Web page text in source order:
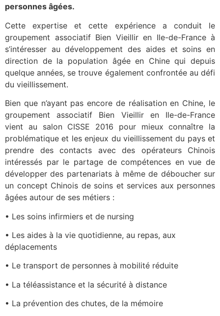
personnes âgées.
Cette expertise et cette expérience a conduit le
groupement associatif Bien Vieillir en Ile-de-France à
s’intéresser au développement des aides et soins en
direction de la population âgée en Chine qui depuis
quelque années, se trouve également confrontée au défi
du vieillissement.
Bien que n’ayant pas encore de réalisation en Chine, le
groupement associatif Bien Vieillir en Ile-de-France
vient au salon CISSE 2016 pour mieux connaître la
problématique et les enjeux du vieillissement du pays et
prendre des contacts avec des opérateurs Chinois
intéressés par le partage de compétences en vue de
développer des partenariats à même de déboucher sur
un concept Chinois de soins et services aux personnes
âgées autour de ses métiers :
• Les soins infirmiers et de nursing
• Les aides à la vie quotidienne, au repas, aux
déplacements
• Le transport de personnes à mobilité réduite
• La téléassistance et la sécurité à distance
• La prévention des chutes, de la mémoire